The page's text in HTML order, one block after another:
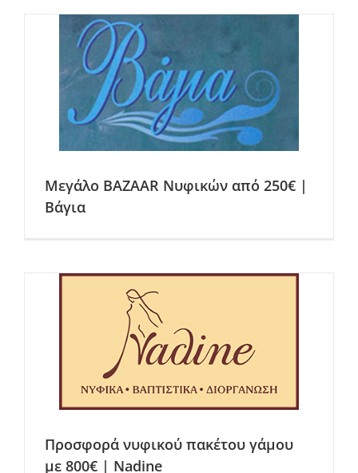
Μεγάλο BAZAAR Νυφικών από 250€ |
Βάγια
Προσφορά νυφικού πακέτου γάμου
με 800€ | Nadine